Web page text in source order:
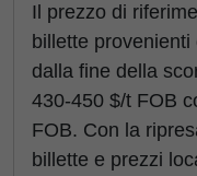
Il prezzo di
billette
dalla fine della
430-450 $/t FOB
FOB. Con la
billette e prezzi